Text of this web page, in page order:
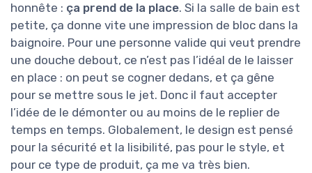
honnête : ça prend de la place. Si la salle de bain est
petite, ça donne vite une impression de bloc dans la
baignoire. Pour une personne valide qui veut prendre
une douche debout, ce n’est pas l’idéal de le laisser
en place : on peut se cogner dedans, et ça gêne
pour se mettre sous le jet. Donc il faut accepter
l’idée de le démonter ou au moins de le replier de
temps en temps. Globalement, le design est pensé
pour la sécurité et la lisibilité, pas pour le style, et
pour ce type de produit, ça me va très bien.